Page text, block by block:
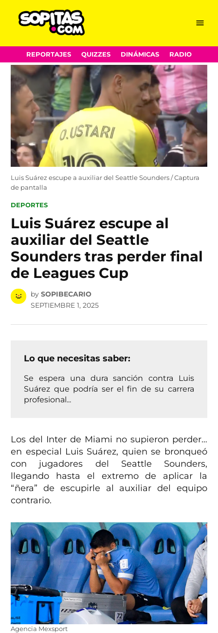
Skip
to
content
Menu
REPORTAJES QUIZZES DINÁMICAS RADIO
Luis Suárez escupe a auxiliar del Seattle Sounders / Captura
de pantalla
POSTED
DEPORTES
Luis Suárez escupe al
auxiliar del Seattle
Sounders tras perder final
de Leagues Cup
by SOPIBECARIO
SEPTIEMBRE 1, 2025
Lo que necesitas saber:
Se espera una dura sanción contra Luis
Suárez que podría ser el fin de su carrera
profesional...
Los del Inter de Miami no supieron perder…
en especial Luis Suárez, quien se bronqueó
con jugadores del Seattle Sounders,
llegando hasta el extremo de aplicar la
“ñera” de escupirle al auxiliar del equipo
contrario.
Agencia Mexsport